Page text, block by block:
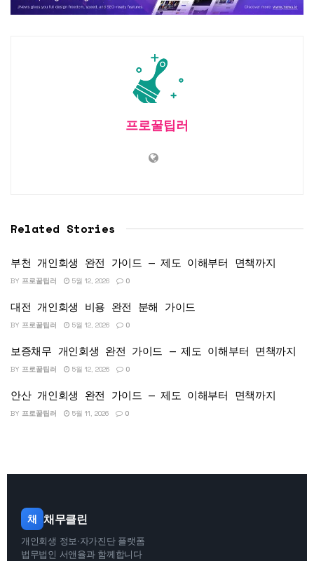
프로꿀팁러
Related Stories
부천 개인회생 완전 가이드 — 제도 이해부터 면책까지
BY 프로꿀팁러 5월 12, 2026 0
대전 개인회생 비용 완전 분해 가이드
BY 프로꿀팁러 5월 12, 2026 0
보증채무 개인회생 완전 가이드 — 제도 이해부터 면책까지
BY 프로꿀팁러 5월 12, 2026 0
안산 개인회생 완전 가이드 — 제도 이해부터 면책까지
BY 프로꿀팁러 5월 11, 2026 0
채 채무클린
개인회생 정보·자가진단 플랫폼
법무법인 서앤율과 함께합니다